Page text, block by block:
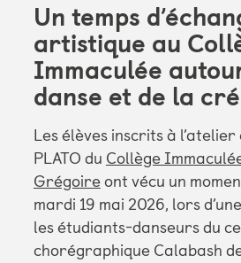
Un temps
artistique au
Immaculée
danse et de la
Les élèves inscrits à
PLATO du Collège
Grégoireont vécu un
mardi 19 mai 2026, lors
les étudiants-danseurs du
chorégraphique Calabash